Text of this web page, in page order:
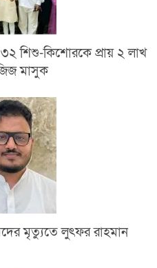
শিশু-কিশোরকে প্রায় ২ লাখ
মাসুক
মৃত্যুতে লুৎফর রাহমান